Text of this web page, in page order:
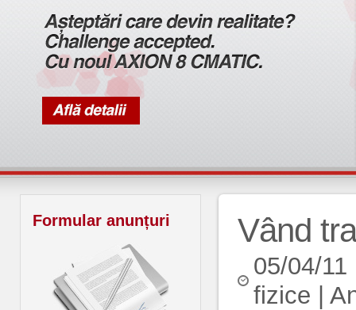
Formular anunțuri Vând
05/04/
fizice